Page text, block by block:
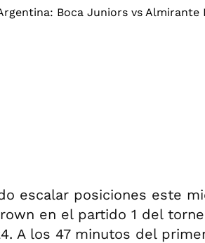
escalar posiciones este
en el partido 1 del
A los 47 minutos del